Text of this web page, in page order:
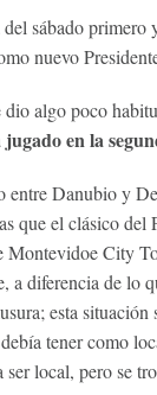
sábado
nuevo
dio algo poco
en la
entre Danubio y
que el clásico del
Montevidoe City
a diferencia de lo
esta
tener como
local, pero se